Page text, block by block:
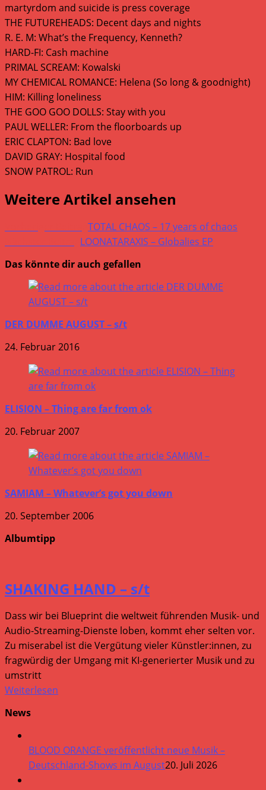
martyrdom and suicide is press coverage
THE FUTUREHEADS: Decent days and nights
R. E. M: What’s the Frequency, Kenneth?
HARD-FI: Cash machine
PRIMAL SCREAM: Kowalski
MY CHEMICAL ROMANCE: Helena (So long & goodnight)
HIM: Killing loneliness
THE GOO GOO DOLLS: Stay with you
PAUL WELLER: From the floorboards up
ERIC CLAPTON: Bad love
DAVID GRAY: Hospital food
SNOW PATROL: Run
Weitere Artikel ansehen
TOTAL CHAOS – 17 years of chaos
LOONATARAXIS – Globalies EP
Das könnte dir auch gefallen
DER DUMME AUGUST – s/t
24. Februar 2016
ELISION – Thing are far from ok
20. Februar 2007
SAMIAM – Whatever’s got you down
20. September 2006
Albumtipp
SHAKING HAND – s/t
Dass wir bei Blueprint die weltweit führenden Musik- und
Audio-Streaming-Dienste loben, kommt eher selten vor.
Zu miserabel ist die Vergütung vieler Künstler:innen, zu
fragwürdig der Umgang mit KI-generierter Musik und zu
umstritt
Weiterlesen
News
BLOOD ORANGE veröffentlicht neue Musik –
Deutschland-Shows im August20. Juli 2026